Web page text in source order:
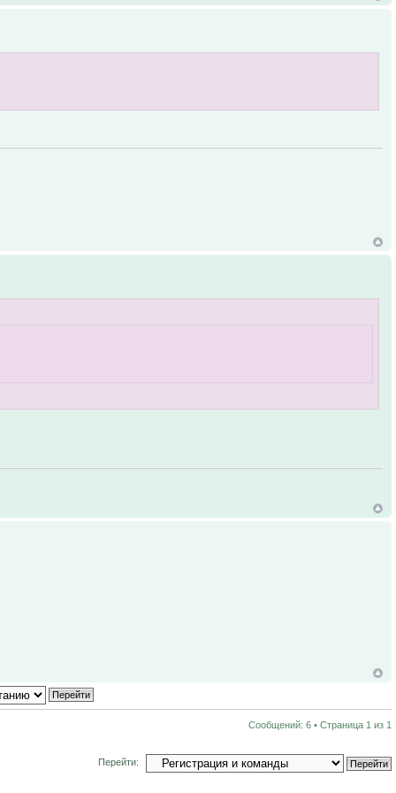
Сообщений: 6 • Страница 1 из 1
Перейти: